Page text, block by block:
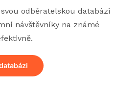
odběratelskou databázi
návštěvníky na známé